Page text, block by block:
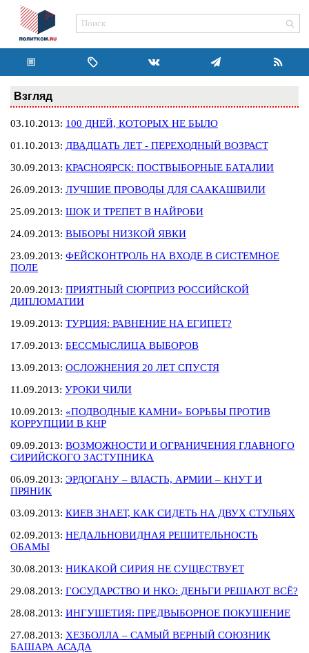
Взгляд
03.10.2013: 100 ДНЕЙ, КОТОРЫХ НЕ БЫЛО
01.10.2013: ДВАДЦАТЬ ЛЕТ - ПЕРЕХОДНЫЙ ВОЗРАСТ
30.09.2013: КРАСНОЯРСК: ПОСТВЫБОРНЫЕ БАТАЛИИ
26.09.2013: ЛУЧШИЕ ПРОВОДЫ ДЛЯ СААКАШВИЛИ
25.09.2013: ШОК И ТРЕПЕТ В НАЙРОБИ
24.09.2013: ВЫБОРЫ НИЗКОЙ ЯВКИ
23.09.2013: ФЕЙСКОНТРОЛЬ НА ВХОДЕ В СИСТЕМНОЕ
ПОЛЕ
20.09.2013: ПРИЯТНЫЙ СЮРПРИЗ РОССИЙСКОЙ
ДИПЛОМАТИИ
19.09.2013: ТУРЦИЯ: РАВНЕНИЕ НА ЕГИПЕТ?
17.09.2013: БЕССМЫСЛИЦА ВЫБОРОВ
13.09.2013: ОСЛОЖНЕНИЯ 20 ЛЕТ СПУСТЯ
11.09.2013: УРОКИ ЧИЛИ
10.09.2013: «ПОДВОДНЫЕ КАМНИ» БОРЬБЫ ПРОТИВ
КОРРУПЦИИ В КНР
09.09.2013: ВОЗМОЖНОСТИ И ОГРАНИЧЕНИЯ ГЛАВНОГО
СИРИЙСКОГО ЗАСТУПНИКА
06.09.2013: ЭРДОГАНУ – ВЛАСТЬ, АРМИИ – КНУТ И
ПРЯНИК
03.09.2013: КИЕВ ЗНАЕТ, КАК СИДЕТЬ НА ДВУХ СТУЛЬЯХ
02.09.2013: НЕДАЛЬНОВИДНАЯ РЕШИТЕЛЬНОСТЬ
ОБАМЫ
30.08.2013: НИКАКОЙ СИРИЯ НЕ СУЩЕСТВУЕТ
29.08.2013: ГОСУДАРСТВО И НКО: ДЕНЬГИ РЕШАЮТ ВСЁ?
28.08.2013: ИНГУШЕТИЯ: ПРЕДВЫБОРНОЕ ПОКУШЕНИЕ
27.08.2013: ХЕЗБОЛЛА – САМЫЙ ВЕРНЫЙ СОЮЗНИК
БАШАРА АСАДА